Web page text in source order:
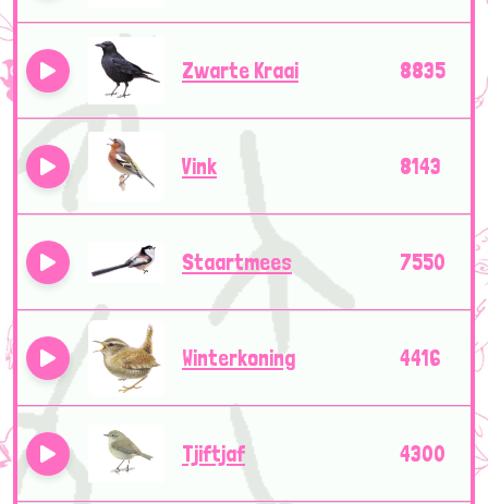
Zwarte Kraai 8835
Vink 8143
Staartmees 7550
Winterkoning 4416
Tjiftjaf 4300